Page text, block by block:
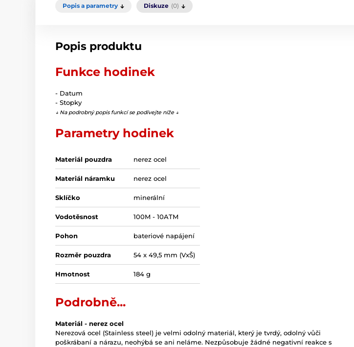
Popis a parametry Diskuze (0)
Popis produktu
Funkce hodinek
- Datum
- Stopky
↓ Na podrobný popis funkcí se podívejte níže ↓
Parametry hodinek
Materiál pouzdra nerez ocel
Materiál náramku nerez ocel
Sklíčko minerální
Vodotěsnost 100M - 10ATM
Pohon bateriové napájení
Rozměr pouzdra 54 x 49,5 mm (VxŠ)
Hmotnost 184 g
Podrobně...
Materiál - nerez ocel
Nerezová ocel (Stainless steel) je velmi odolný materiál, který je tvrdý, odolný vůči
poškrábaní a nárazu, neohýbá se ani neláme. Nezpůsobuje žádné negativní reakce s